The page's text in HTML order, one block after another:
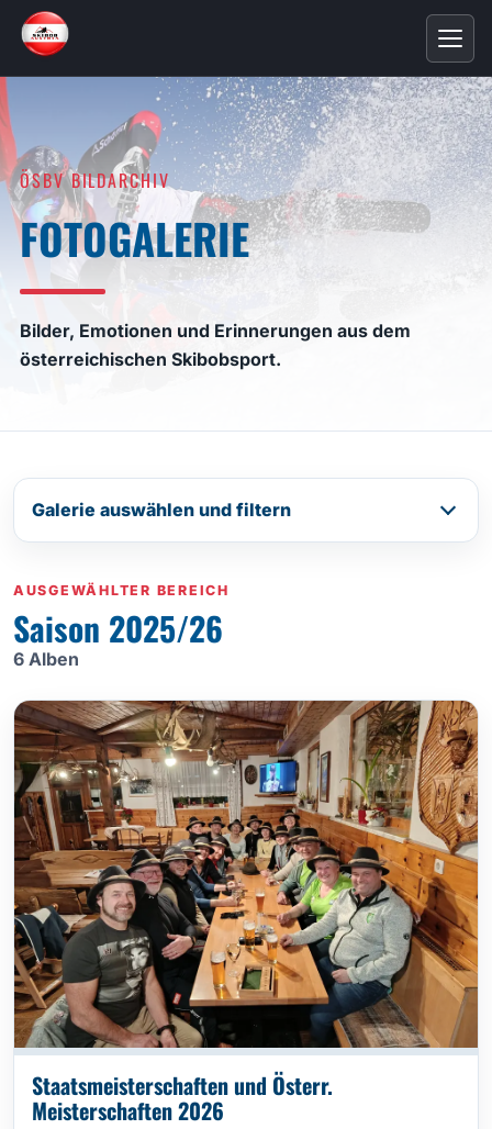
ÖSBV BILDARCHIV
FOTOGALERIE
Bilder, Emotionen und Erinnerungen aus dem
österreichischen Skibobsport.
Galerie auswählen und filtern
AUSGEWÄHLTER BEREICH
Saison 2025/26
6 Alben
Staatsmeisterschaften und Österr.
Meisterschaften 2026